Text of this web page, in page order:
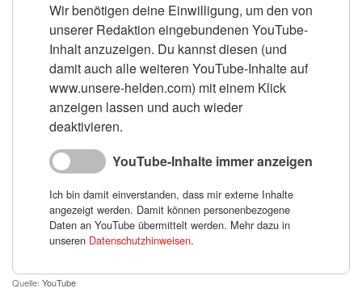
Wir benötigen deine Einwilligung, um den von
unserer Redaktion eingebundenen YouTube-
Inhalt anzuzeigen. Du kannst diesen (und
damit auch alle weiteren YouTube-Inhalte auf
www.unsere-helden.com) mit einem Klick
anzeigen lassen und auch wieder
deaktivieren.
YouTube-Inhalte immer anzeigen
Ich bin damit einverstanden, dass mir externe Inhalte
angezeigt werden. Damit können personenbezogene
Daten an YouTube übermittelt werden. Mehr dazu in
unseren Datenschutzhinweisen.
Quelle: YouTube